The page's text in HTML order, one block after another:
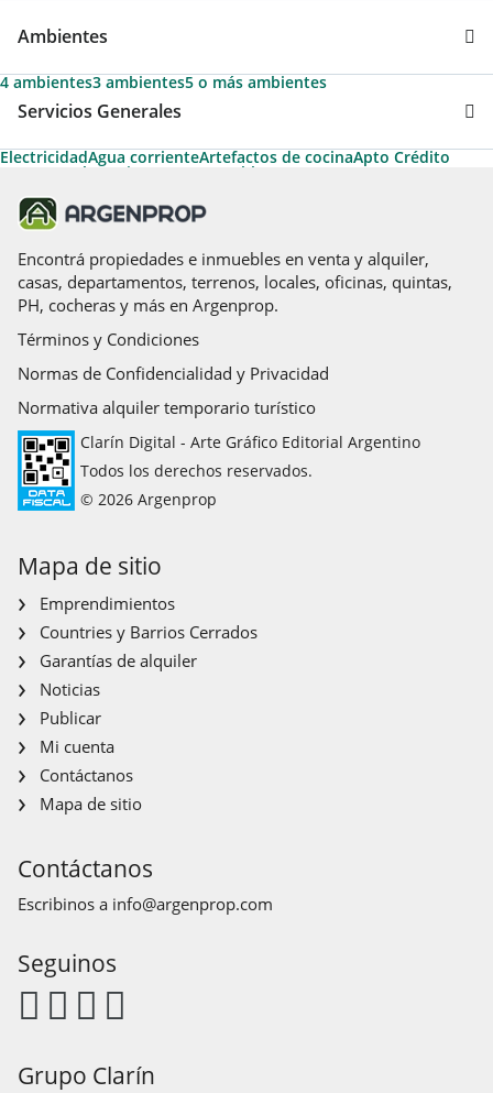
Ambientes
4 ambientes3 ambientes5 o más ambientes
Servicios Generales
ElectricidadAgua corrienteArtefactos de cocinaApto Crédito
Gas natural Permite Mascotas Cable
Encontrá propiedades e inmuebles en venta y alquiler,
casas, departamentos, terrenos, locales, oficinas, quintas,
PH, cocheras y más en Argenprop.
Términos y Condiciones
Normas de Confidencialidad y Privacidad
Normativa alquiler temporario turístico
Clarín Digital - Arte Gráfico Editorial Argentino
Todos los derechos reservados.
© 2026 Argenprop
Mapa de sitio
Emprendimientos
Countries y Barrios Cerrados
Garantías de alquiler
Noticias
Publicar
Mi cuenta
Contáctanos
Mapa de sitio
Contáctanos
Escribinos a info@argenprop.com
Seguinos
Grupo Clarín